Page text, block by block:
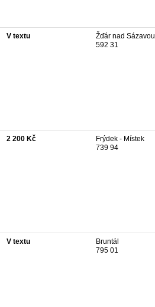
V textu
Žďár nad Sázavou
592 31
2 200 Kč
Frýdek - Místek
739 94
V textu
Bruntál
795 01